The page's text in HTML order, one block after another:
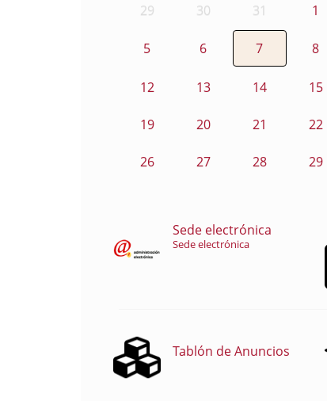
29 30 31 1
5 6 7 8
12 13 14 15
19 20 21 22
26 27 28 29
Sede electrónica
Sede electrónica
Tablón de Anuncios